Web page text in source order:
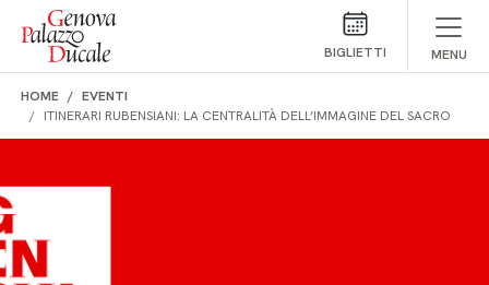
Salta al contenuto
BIGLIETTI MENU
HOME
EVENTI
ITINERARI RUBENSIANI: LA CENTRALITÀ DELL’IMMAGINE DEL SACRO